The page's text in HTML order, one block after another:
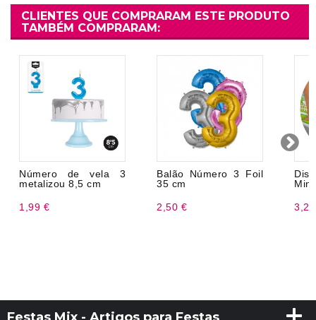
CLIENTES QUE COMPRARAM ESTE PRODUTO
TAMBÉM COMPRARAM:
Número de vela 3
metalizou 8,5 cm
1,99 €
Balão Número 3 Foil
35 cm
2,50 €